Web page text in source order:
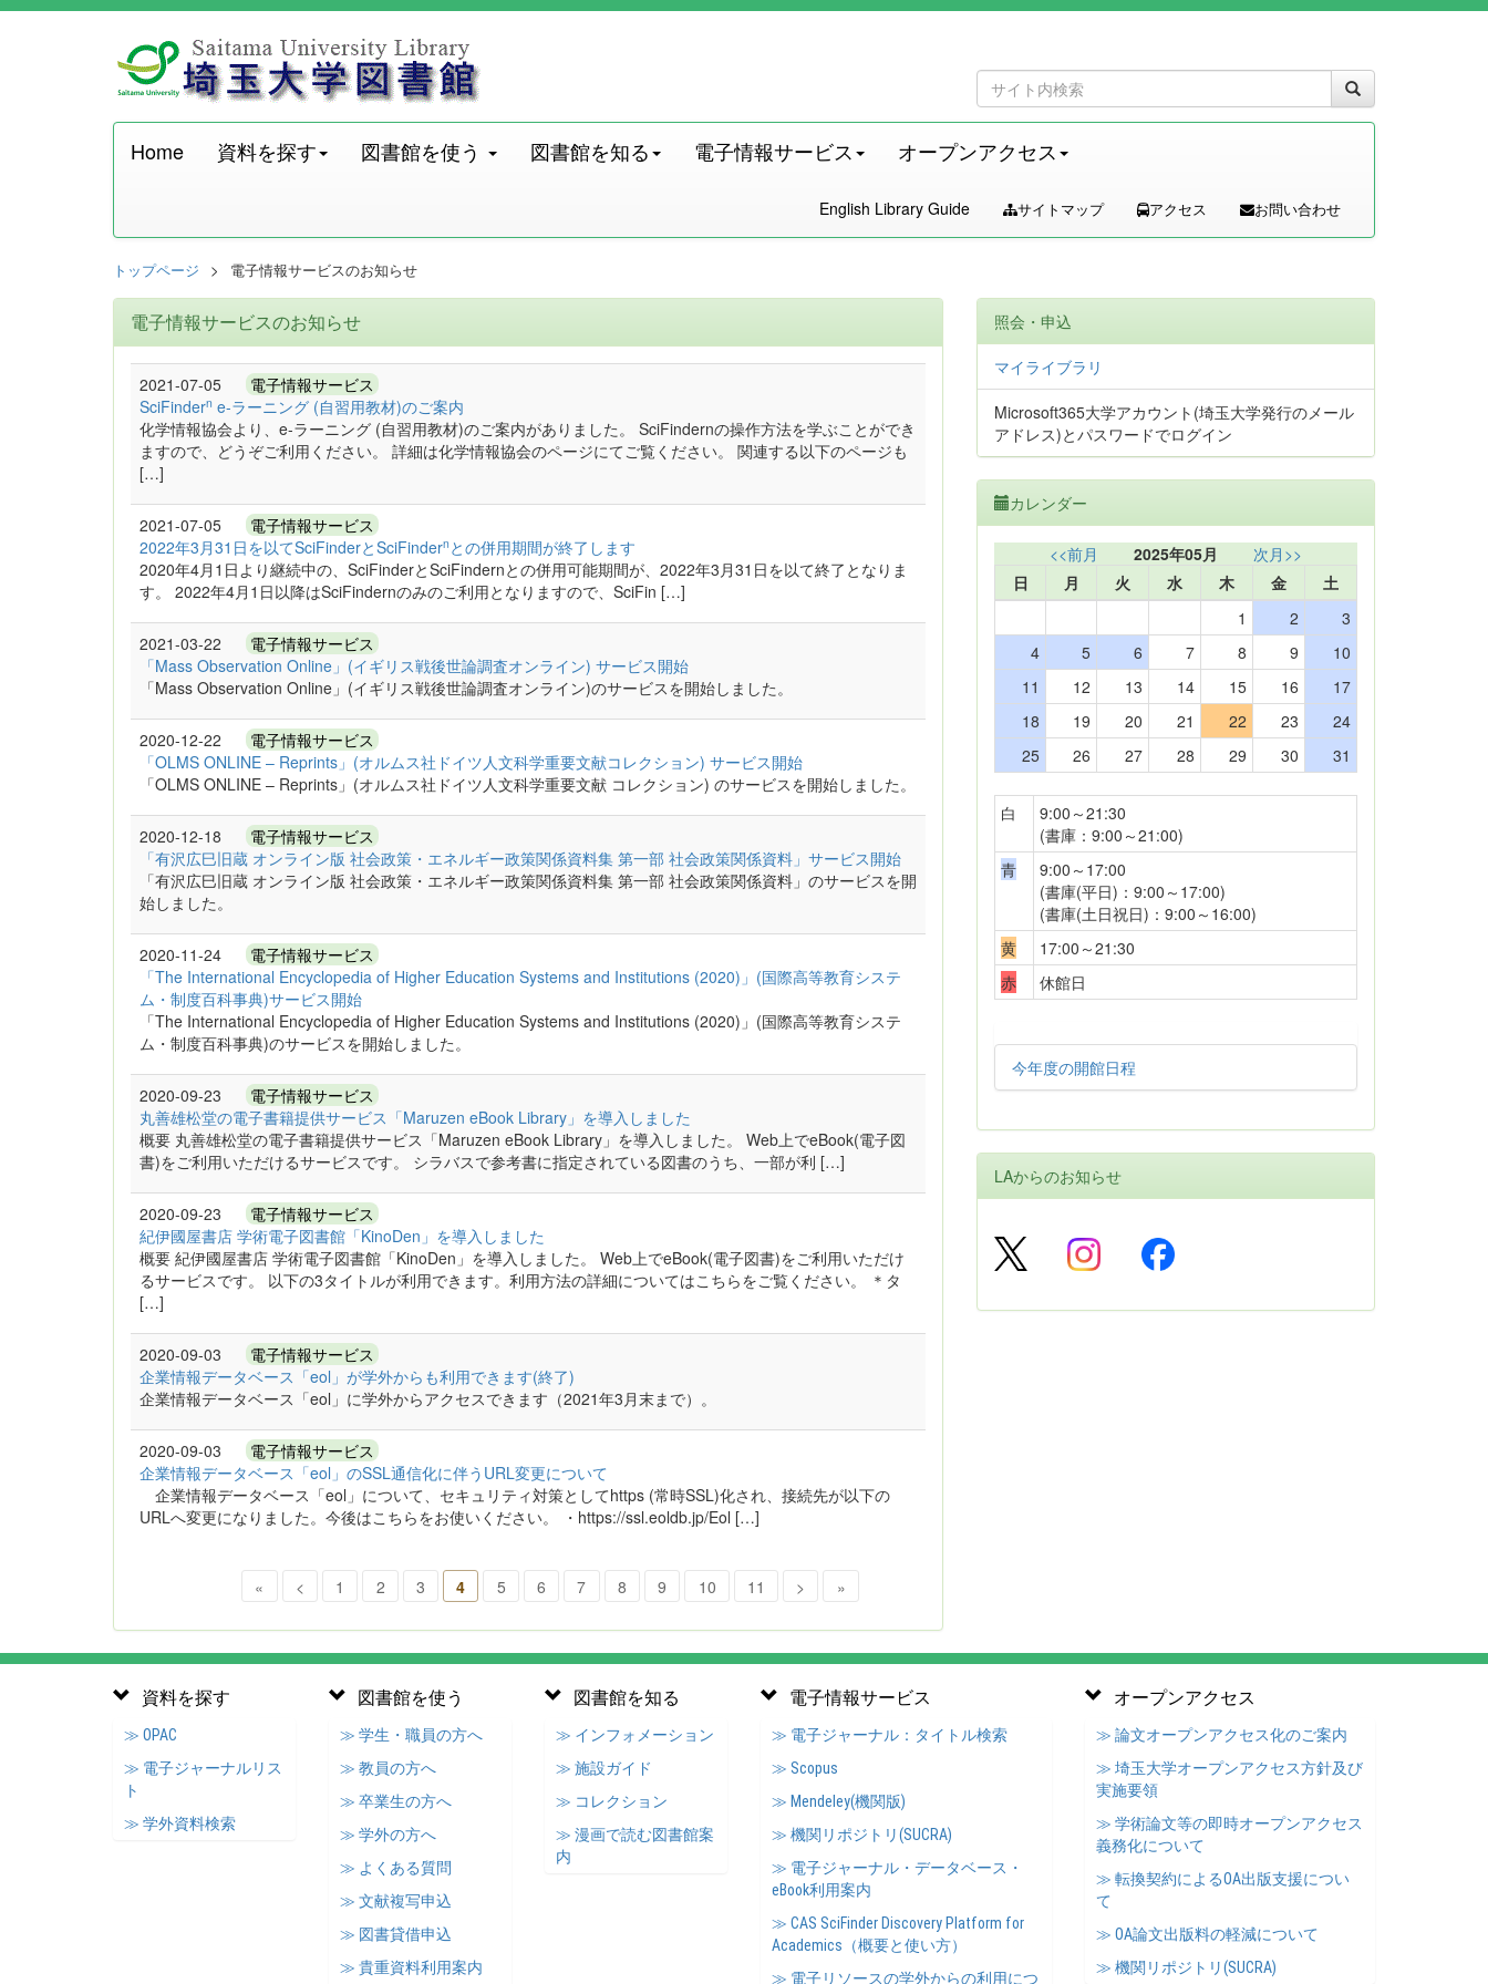
Home 資料を探す 図書館を使う 図書館を知る 電子情報サービス オープンアクセス
English Library Guide サイトマップ アクセス お問い合わせ
トップページ 電子情報サービスのお知らせ
電子情報サービスのお知らせ
2021-07-05 電子情報サービス
SciFindern e-ラーニング (自習用教材)のご案内
化学情報協会より、e-ラーニング (自習用教材)のご案内がありました。 SciFindernの操作方法を学ぶことができ
ますので、どうぞご利用ください。 詳細は化学情報協会のページにてご覧ください。 関連する以下のページも
[…]
2021-07-05 電子情報サービス
2022年3月31日を以てSciFinderとSciFindern との併用期間が終了します
2020年4月1日より継続中の、SciFinderとSciFindernとの併用可能期間が、2022年3月31日を以て終了となりま
す。 2022年4月1日以降はSciFindernのみのご利用となりますので、SciFin […]
2021-03-22 電子情報サービス
「Mass Observation Online」(イギリス戦後世論調査オンライン) サービス開始
「Mass Observation Online」(イギリス戦後世論調査オンライン)のサービスを開始しました。
2020-12-22 電子情報サービス
「OLMS ONLINE – Reprints」(オルムス社ドイツ人文科学重要文献コレクション) サービス開始
「OLMS ONLINE – Reprints」(オルムス社ドイツ人文科学重要文献 コレクション) のサービスを開始しました。
2020-12-18 電子情報サービス
「有沢広巳旧蔵 オンライン版 社会政策・エネルギー政策関係資料集 第一部 社会政策関係資料」サービス開始
「有沢広巳旧蔵 オンライン版 社会政策・エネルギー政策関係資料集 第一部 社会政策関係資料」のサービスを開
始しました。
2020-11-24 電子情報サービス
「The International Encyclopedia of Higher Education Systems and Institutions (2020)」(国際高等教育システ
ム・制度百科事典)サービス開始
「The International Encyclopedia of Higher Education Systems and Institutions (2020)」(国際高等教育システ
ム・制度百科事典)のサービスを開始しました。
2020-09-23 電子情報サービス
丸善雄松堂の電子書籍提供サービス「Maruzen eBook Library」を導入しました
概要 丸善雄松堂の電子書籍提供サービス「Maruzen eBook Library」を導入しました。 Web上でeBook(電子図
書)をご利用いただけるサービスです。 シラバスで参考書に指定されている図書のうち、一部が利 […]
2020-09-23 電子情報サービス
紀伊國屋書店 学術電子図書館「KinoDen」を導入しました
概要 紀伊國屋書店 学術電子図書館「KinoDen」を導入しました。 Web上でeBook(電子図書)をご利用いただけ
るサービスです。 以下の3タイトルが利用できます。利用方法の詳細についてはこちらをご覧ください。 ＊タ
[…]
2020-09-03 電子情報サービス
企業情報データベース「eol」が学外からも利用できます(終了)
企業情報データベース「eol」に学外からアクセスできます（2021年3月末まで）。
2020-09-03 電子情報サービス
企業情報データベース「eol」のSSL通信化に伴うURL変更について
企業情報データベース「eol」について、セキュリティ対策としてhttps (常時SSL)化され、接続先が以下の
URLへ変更になりました。今後はこちらをお使いください。 ・https://ssl.eoldb.jp/Eol […]
« < 1 2 3 4 5 6 7 8 9 10 11 > »
照会・申込
マイライブラリ
Microsoft365大学アカウント(埼玉大学発行のメール
アドレス)とパスワードでログイン
カレンダー
<<前月 2025年05月
次月>>
日
月 火 水 木 金
土
1
2
3
4
5 6 7 8 9
10
11
12 13 14 15 16
17
18
19 20 21 22 23
24
25
26 27 28 29 30 31
白
9:00～21:30
(書庫：9:00～21:00)
青
9:00～17:00
(書庫(平日)：9:00～17:00)
(書庫(土日祝日)：9:00～16:00)
黄
17:00～21:30
赤
休館日
今年度の開館日程
LAからのお知らせ
資料を探す
≫ OPAC
≫ 電子ジャーナルリス
ト
≫ 学外資料検索
図書館を使う
≫ 学生・職員の方へ
≫ 教員の方へ
≫ 卒業生の方へ
≫ 学外の方へ
≫ よくある質問
≫ 文献複写申込
≫ 図書貸借申込
≫ 貴重資料利用案内
図書館を知る
≫ インフォメーション
≫ 施設ガイド
≫ コレクション
≫ 漫画で読む図書館案
内
電子情報サービス
≫ 電子ジャーナル：タイトル検索
≫ Scopus
≫ Mendeley(機関版)
≫ 機関リポジトリ(SUCRA)
≫ 電子ジャーナル・データベース・
eBook利用案内
≫ CAS SciFinder Discovery Platform for
Academics（概要と使い方）
≫ 電子リソースの学外からの利用につ
オープンアクセス
≫ 論文オープンアクセス化のご案内
≫ 埼玉大学オープンアクセス方針及び
実施要領
≫ 学術論文等の即時オープンアクセス
義務化について
≫ 転換契約によるOA出版支援につい
て
≫ OA論文出版料の軽減について
≫ 機関リポジトリ(SUCRA)